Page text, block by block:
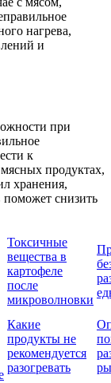
нагрева,
и
при
к
продуктах,
хранения,
поможет снизить
Токсичные
вещества в
картофеле
после
микроволновки
Какие
продукты не
рекомендуется
разогревать